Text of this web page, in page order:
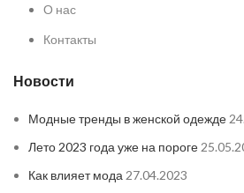
О нас
Контакты
Новости
Модные тренды в женской одежде
Лето 2023 года уже на пороге
Как влияет мода 27.04.2023